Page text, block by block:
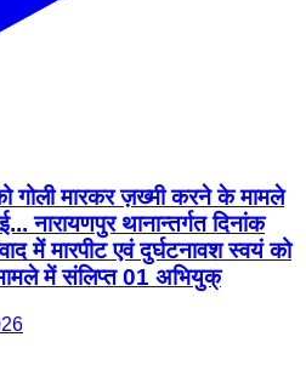
गोली मारकर ज़ख्मी करने के मामले
नारायणपुर थानान्तर्गत दिनांक
में मारपीट एवं दुर्घटनावश स्वयं को
में संलिप्त 01 अभियुक्